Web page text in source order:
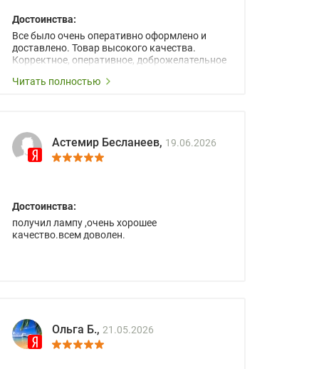
Достоинства:
Все было очень оперативно оформлено и
доставлено. Товар высокого качества.
Корректное, оперативное, доброжелательное
Читать полностью
Астемир Бесланеев, 19.06.2026
Достоинства:
получил лампу ,очень хорошее
качество.всем доволен.
Ольга Б., 21.05.2026